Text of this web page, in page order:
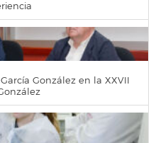
González en la XXVII